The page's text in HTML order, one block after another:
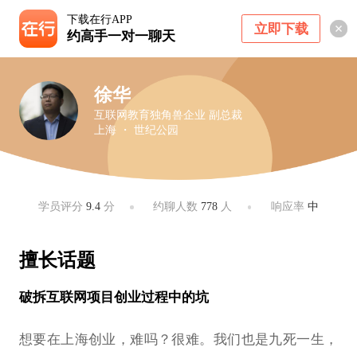
下载在行APP
约高手一对一聊天 立即下载
徐华
互联网教育独角兽企业 副总裁
上海 ・ 世纪公园
学员评分9.4 分 约聊人数 778 人 响应率 中
擅长话题
破拆互联网项目创业过程中的坑
想要在上海创业，难吗？很难。我们也是九死一生，